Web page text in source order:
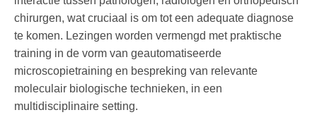
chirurgen, wat cruciaal is om tot een adequate diagnose
te komen. Lezingen worden vermengd met praktische
training in de vorm van geautomatiseerde
microscopietraining en bespreking van relevante
moleculair biologische technieken, in een
multidisciplinaire setting.